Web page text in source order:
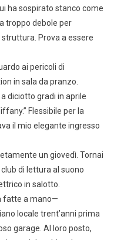
ha sospirato stanco come
troppo debole per
Prova a essere
ai pericoli di
in sala da pranzo.
diciotto gradi in aprile
Flessibile per la
il mio elegante ingresso
un giovedì. Tornai
di lettura al suono
in salotto.
fatte a mano—
locale trent’anni prima
garage. Al loro posto,